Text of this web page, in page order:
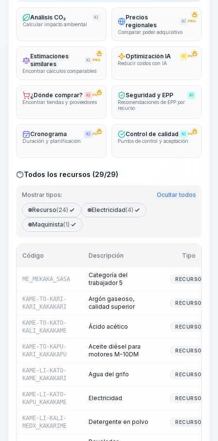
Análisis CO₂ KI
Calcular impacto ambiental
Precios
regionales
KI PRO
Comparar poder adquisitivo
Estimaciones
similares
KI PRO
Encontrar cálculos comparables
Optimización IA KI PRO
Reducir costos con IA
¿Dónde comprar? KI PRO
Encontrar tiendas y proveedores
Seguridad y EPP KI
Recomendaciones de EPP por
recurso
Cronograma KI PRO
Duración y planificación
Control de calidad KI PRO
Puntos de control y aceptación
Todos los recursos (29/29)
Mostrar tipos: Ocultar todos
Recurso(24) Electricidad(4)
Maquinista(1)
Código Descripción Tipo
ME_MEKAKA_SASA
Categoría del
trabajador 5
RECURSO
KAME-TO-KARI-
KARI_KAKAKARI
Argón gaseoso,
calidad superior
RECURSO
KAME-TO-KATO-
KALI_KAKAKAME
Ácido acético RECURSO
KAME-TO-KAPU-
KARI_KAKAKAPU
Aceite diésel para
motores M-10DM
RECURSO
KAME-LI-KATO-
KAME_KAKAKARI
Agua del grifo RECURSO
KAME-LI-KATO-
KAPU_KAKAKAME
Electricidad RECURSO
KAME-LI-KALI-
MEDX_KAKARIME
Detergente en polvo RECURSO